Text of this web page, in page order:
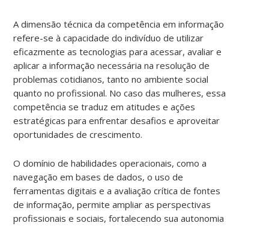
A dimensão técnica da competência em informação
refere-se à capacidade do indivíduo de utilizar
eficazmente as tecnologias para acessar, avaliar e
aplicar a informação necessária na resolução de
problemas cotidianos, tanto no ambiente social
quanto no profissional. No caso das mulheres, essa
competência se traduz em atitudes e ações
estratégicas para enfrentar desafios e aproveitar
oportunidades de crescimento.
O domínio de habilidades operacionais, como a
navegação em bases de dados, o uso de
ferramentas digitais e a avaliação crítica de fontes
de informação, permite ampliar as perspectivas
profissionais e sociais, fortalecendo sua autonomia